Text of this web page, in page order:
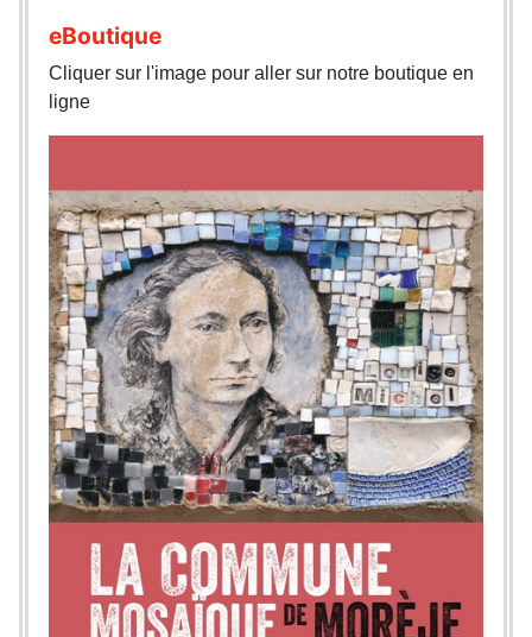
eBoutique
Cliquer sur l'image pour aller sur notre boutique en
ligne